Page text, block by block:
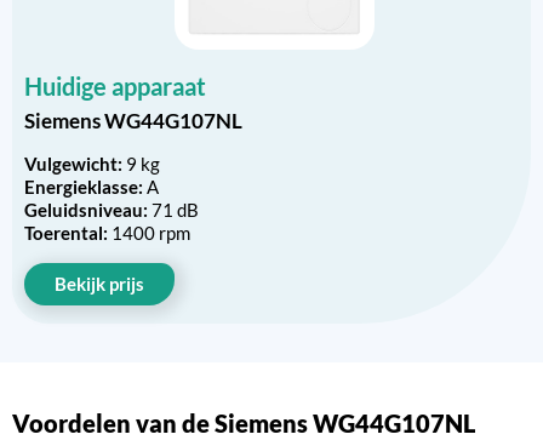
Huidige apparaat
Siemens WG44G107NL
Vulgewicht: 9 kg
Energieklasse: A
Geluidsniveau: 71 dB
Toerental: 1400 rpm
Bekijk prijs
Voordelen van de Siemens WG44G107NL